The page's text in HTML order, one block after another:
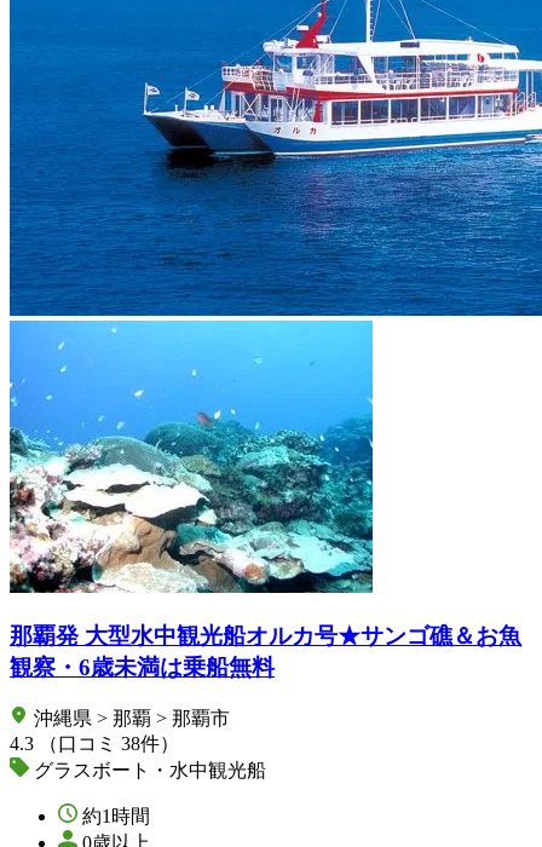
那覇発 大型水中観光船オルカ号★サンゴ礁＆お魚
観察・6歳未満は乗船無料
沖縄県 > 那覇 > 那覇市
4.3
（口コミ 38件）
グラスボート・水中観光船
約1時間